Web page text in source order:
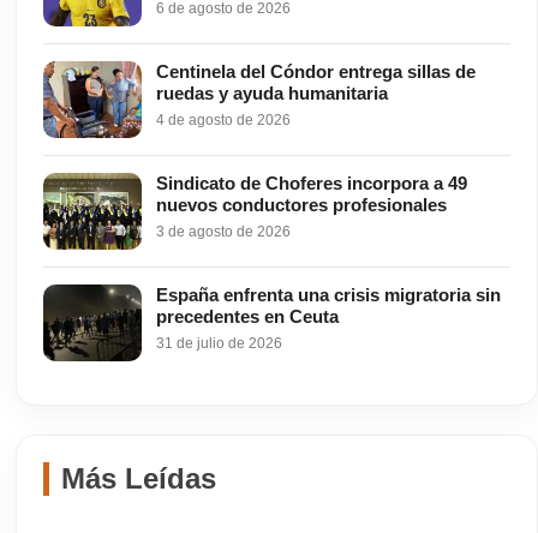
6 de agosto de 2026
Centinela del Cóndor entrega sillas de
ruedas y ayuda humanitaria
4 de agosto de 2026
Sindicato de Choferes incorpora a 49
nuevos conductores profesionales
3 de agosto de 2026
España enfrenta una crisis migratoria sin
precedentes en Ceuta
31 de julio de 2026
Más Leídas